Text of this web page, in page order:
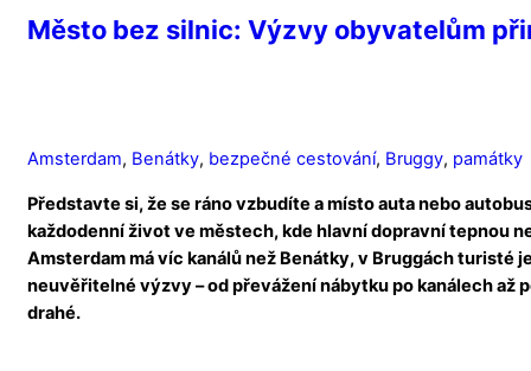
Město bez silnic: Výzvy obyvatelům
Amsterdam, Benátky, bezpečné cestování, Bruggy, památky
Představte si, že se ráno vzbudíte a místo auta nebo
každodenní život ve městech, kde hlavní dopravní tepnou
Amsterdam má víc kanálů než Benátky, v Bruggách
neuvěřitelné výzvy – od převážení nábytku po kanálech až
drahé.